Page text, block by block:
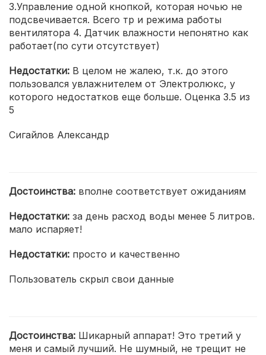
3.Управление одной кнопкой, которая ночью не
подсвечивается. Всего тр и режима работы
вентилятора 4. Датчик влажности непонятно как
работает(по сути отсутствует)
Недостатки: В целом не жалею, т.к. до этого
пользовался увлажнителем от Электролюкс, у
которого недостатков еще больше. Оценка 3.5 из
5
Сигайлов Александр
Достоинства: вполне соответствует ожиданиям
Недостатки: за день расход воды менее 5 литров.
мало испаряет!
Недостатки: просто и качественно
Пользователь скрыл свои данные
Достоинства: Шикарный аппарат! Это третий у
меня и самый лучший. Не шумный, не трещит не